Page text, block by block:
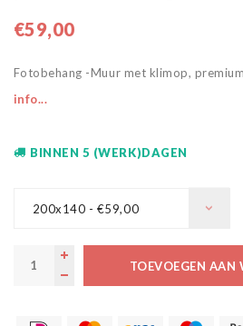
€59,00
Fotobehang -Muur met klimop,
info...
BINNEN 5 (WERK)DAGEN
200x140 - €59,00
TOEVOEGEN AAN